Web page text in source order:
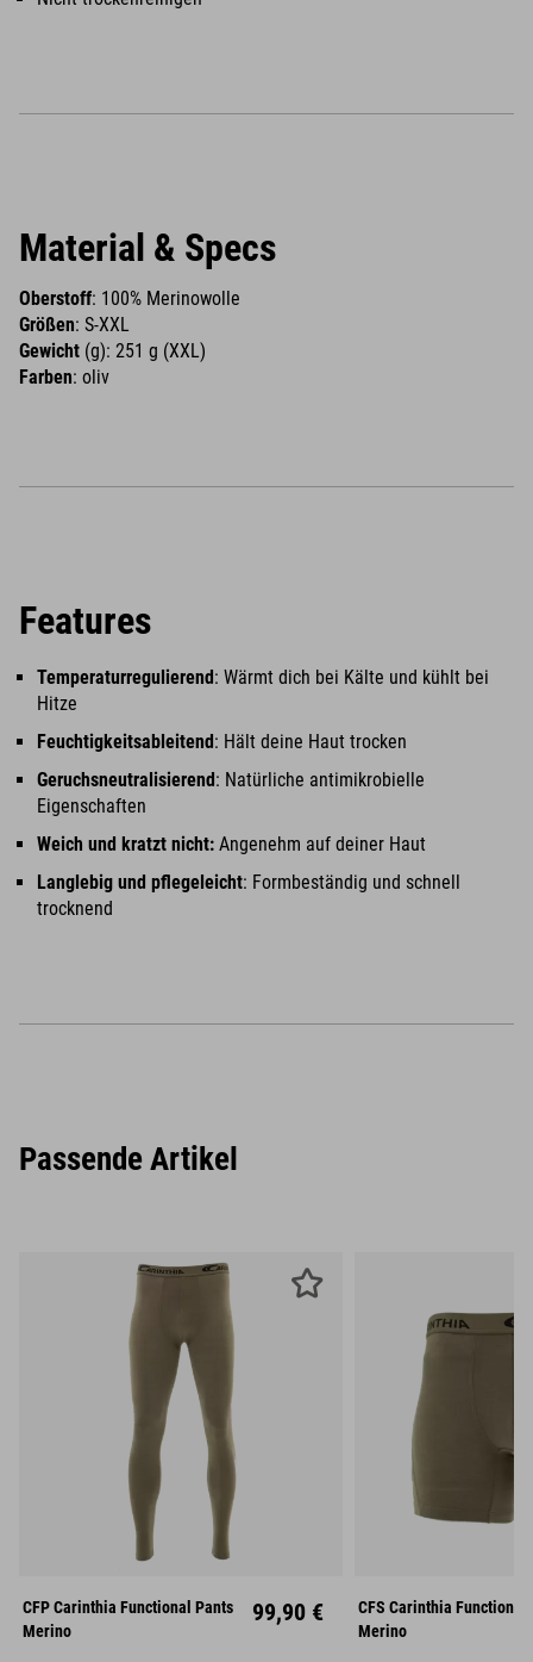
Material & Specs
Oberstoff: 100% Merinowolle
Größen: S-XXL
Gewicht (g): 251 g (XXL)
Farben: oliv
Features
Temperaturregulierend: Wärmt dich bei Kälte und kühlt bei
Hitze
Feuchtigkeitsableitend: Hält deine Haut trocken
Geruchsneutralisierend: Natürliche antimikrobielle
Eigenschaften
Weich und kratzt nicht: Angenehm auf deiner Haut
Langlebig und pflegeleicht: Formbeständig und schnell
trocknend
Passende Artikel
CFP Carinthia Functional Pants
Merino
99,90 €
CFS Carinthia Functional
Merino